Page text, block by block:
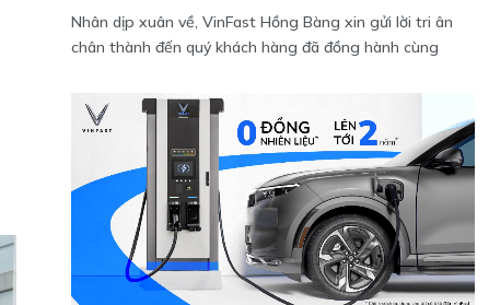
Nhân dịp xuân về, VinFast Hồng Bàng xin gửi lời tri ân
chân thành đến quý khách hàng đã đồng hành cùng
lòng cảm ơn, chúng tôi mang đến chương trình ưu đãi
đặc biệt mang tên "Tết Tri Ân – Miễn Phí Nhiên Liệu Đến
2027" dành riêng cho các dòng xe ô tô điện VinFast.